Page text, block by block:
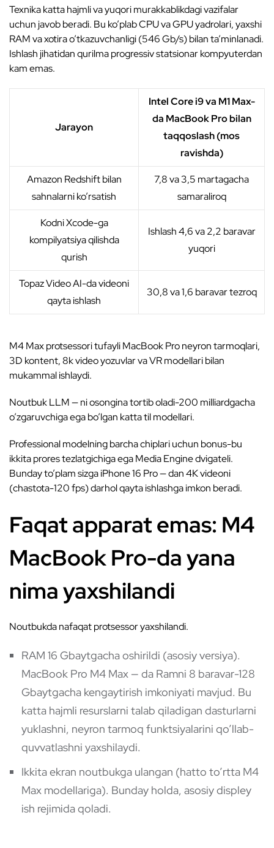
Texnika katta hajmli va yuqori murakkablikdagi vazifalar
uchun javob beradi. Bu ko’plab CPU va GPU yadrolari, yaxshi
RAM va xotira o’tkazuvchanligi (546 Gb/s) bilan ta’minlanadi.
Ishlash jihatidan qurilma progressiv statsionar kompyuterdan
kam emas.
Jarayon
Intel Core i9 va M1 Max-
da MacBook Pro bilan
taqqoslash (mos
ravishda)
Amazon Redshift bilan
sahnalarni ko’rsatish
7,8 va 3,5 martagacha
samaraliroq
Kodni Xcode-ga
kompilyatsiya qilishda
qurish
Ishlash 4,6 va 2,2 baravar
yuqori
Topaz Video AI-da videoni
qayta ishlash
30,8 va 1,6 baravar tezroq
M4 Max protsessori tufayli MacBook Pro neyron tarmoqlari,
3D kontent, 8k video yozuvlar va VR modellari bilan
mukammal ishlaydi.
Noutbuk LLM — ni osongina tortib oladi-200 milliardgacha
o’zgaruvchiga ega bo’lgan katta til modellari.
Professional modelning barcha chiplari uchun bonus-bu
ikkita prores tezlatgichiga ega Media Engine dvigateli.
Bunday to’plam sizga iPhone 16 Pro — dan 4K videoni
(chastota-120 fps) darhol qayta ishlashga imkon beradi.
Faqat apparat emas: M4
MacBook Pro-da yana
nima yaxshilandi
Noutbukda nafaqat protsessor yaxshilandi.
RAM 16 Gbaytgacha oshirildi (asosiy versiya).
MacBook Pro M4 Max — da Ramni 8 baravar-128
Gbaytgacha kengaytirish imkoniyati mavjud. Bu
katta hajmli resurslarni talab qiladigan dasturlarni
yuklashni, neyron tarmoq funktsiyalarini qo’llab-
quvvatlashni yaxshilaydi.
Ikkita ekran noutbukga ulangan (hatto to’rtta M4
Max modellariga). Bunday holda, asosiy displey
ish rejimida qoladi.